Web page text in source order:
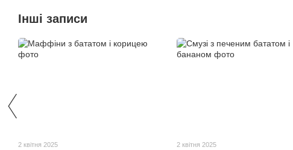
Інші записи
2 квітня 2025 2 квітня 2025